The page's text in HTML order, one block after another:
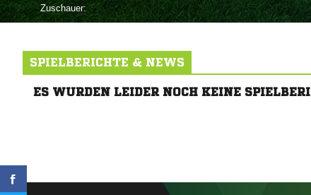
Zuschauer:
SPIELBERICHTE & NEWS
ES WURDEN LEIDER NOCH KEINE